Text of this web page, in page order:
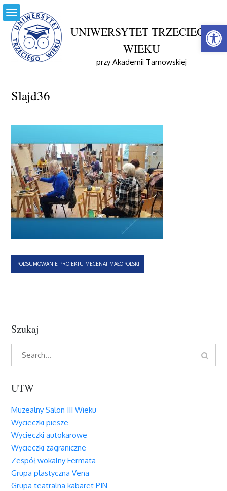
Skip
to
content
UNIWERSYTET TRZECIEGO
WIEKU
przy Akademii Tarnowskiej
Home
Aktualności
Podsumowanie Projektu Mecenat Małopolski
Slajd36
Slajd36
Nawigacja
PODSUMOWANIE PROJEKTU MECENAT MAŁOPOLSKI
Szukaj
Search
UTW
Muzealny Salon III Wieku
Wycieczki piesze
Wycieczki autokarowe
Wycieczki zagraniczne
Zespół wokalny Fermata
Grupa plastyczna Vena
Grupa teatralna kabaret PIN